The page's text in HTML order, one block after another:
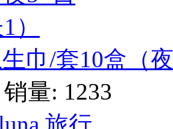
巾/套10盒（
销量: 1233